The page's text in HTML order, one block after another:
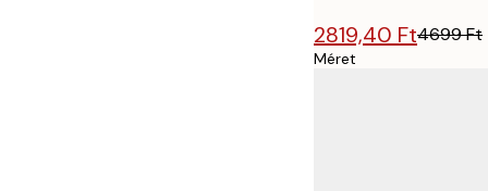
2819,40 Ft4699 Ft
Méret